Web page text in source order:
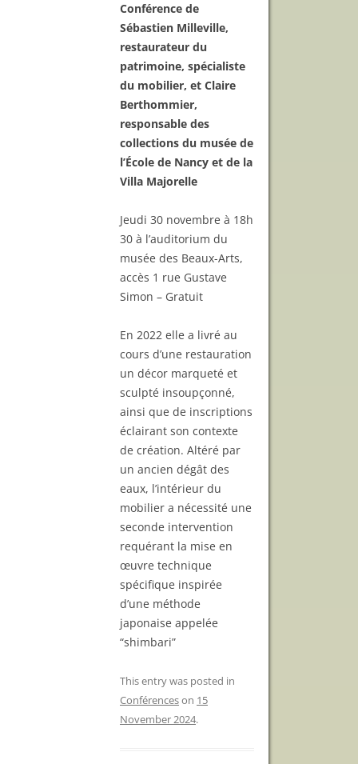
Conférence de
Sébastien Milleville,
restaurateur du
patrimoine, spécialiste
du mobilier, et Claire
Berthommier,
responsable des
collections du musée de
l’École de Nancy et de la
Villa Majorelle
Jeudi 30 novembre à 18h
30 à l’auditorium du
musée des Beaux-Arts,
accès 1 rue Gustave
Simon – Gratuit
En 2022 elle a livré au
cours d’une restauration
un décor marqueté et
sculpté insoupçonné,
ainsi que de inscriptions
éclairant son contexte
de création. Altéré par
un ancien dégât des
eaux, l’intérieur du
mobilier a nécessité une
seconde intervention
requérant la mise en
œuvre technique
spécifique inspirée
d’une méthode
japonaise appelée
“shimbari”
This entry was posted in
Conférenceson 15
November 2024.